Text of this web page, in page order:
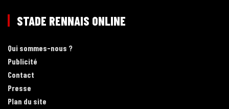
STADE RENNAIS ONLINE
Qui sommes-nous ?
Publicité
Contact
Presse
Plan du site